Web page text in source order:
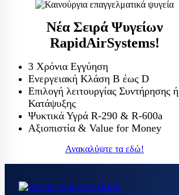
Νέα Σειρά Ψυγείων
RapidAirSystems!
3 Χρόνια Εγγύηση
Ενεργειακή Κλάση Β έως D
Επιλογή λειτουργίας Συντήρησης ή
Κατάψυξης
Ψυκτικά Υγρά R-290 & R-600a
Αξιοπιστία & Value for Money
Ανακαλύψτε τα εδώ!